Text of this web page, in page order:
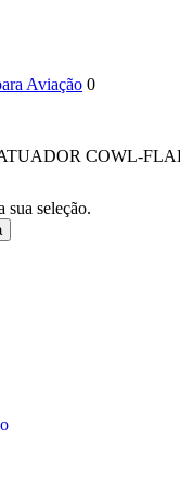
Aviação 0
COWL-
sua seleção.